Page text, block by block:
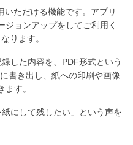
ただける機能です。アプリ
ョンアップをしてご利用く
ります。
した内容を、PDF形式という
書き出し、紙への印刷や画像
す。
紙にして残したい」という声を